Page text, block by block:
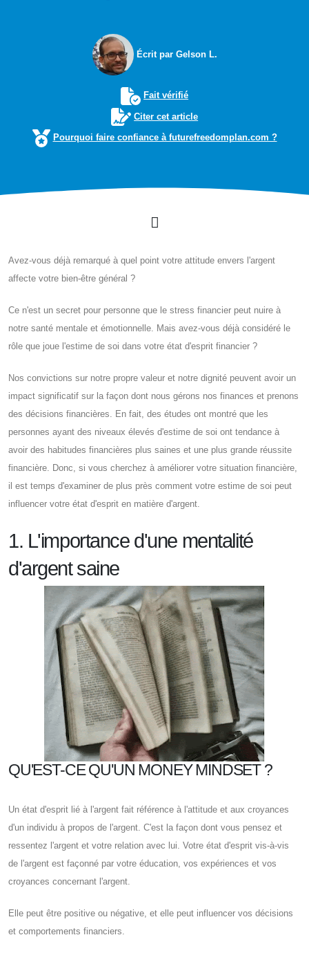
Écrit par Gelson L.
Fait vérifié
Citer cet article
Pourquoi faire confiance à futurefreedomplan.com ?
Avez-vous déjà remarqué à quel point votre attitude envers l'argent
affecte votre bien-être général ?
Ce n'est un secret pour personne que le stress financier peut nuire à
notre santé mentale et émotionnelle. Mais avez-vous déjà considéré le
rôle que joue l'estime de soi dans votre état d'esprit financier ?
Nos convictions sur notre propre valeur et notre dignité peuvent avoir un
impact significatif sur la façon dont nous gérons nos finances et prenons
des décisions financières. En fait, des études ont montré que les
personnes ayant des niveaux élevés d'estime de soi ont tendance à
avoir des habitudes financières plus saines et une plus grande réussite
financière. Donc, si vous cherchez à améliorer votre situation financière,
il est temps d'examiner de plus près comment votre estime de soi peut
influencer votre état d'esprit en matière d'argent.
1. L'importance d'une mentalité
d'argent saine
QU'EST-CE QU'UN MONEY MINDSET ?
Un état d'esprit lié à l'argent fait référence à l'attitude et aux croyances
d'un individu à propos de l'argent. C'est la façon dont vous pensez et
ressentez l'argent et votre relation avec lui. Votre état d'esprit vis-à-vis
de l'argent est façonné par votre éducation, vos expériences et vos
croyances concernant l'argent.
Elle peut être positive ou négative, et elle peut influencer vos décisions
et comportements financiers.